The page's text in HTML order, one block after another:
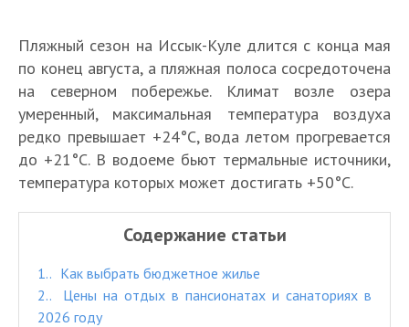
Пляжный сезон на Иссык-Куле длится с конца мая
по конец августа, а пляжная полоса сосредоточена
на северном побережье. Климат возле озера
умеренный, максимальная температура воздуха
редко превышает +24°C, вода летом прогревается
до +21°C. В водоеме бьют термальные источники,
температура которых может достигать +50°C.
Содержание статьи
1.
Как выбрать бюджетное жилье
2.
Цены на отдых в пансионатах и санаториях в
2026 году